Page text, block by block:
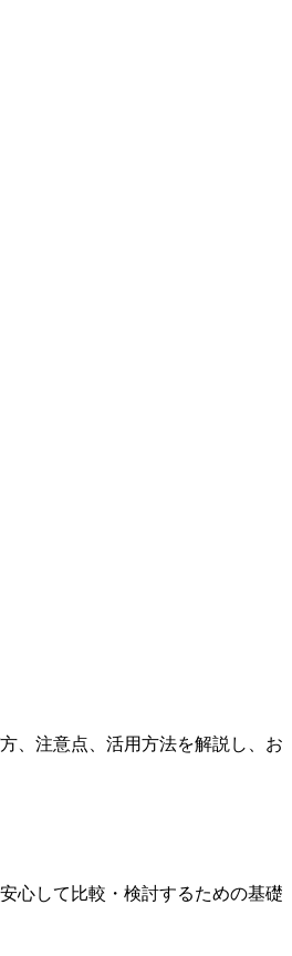
、注意点、活用方法を解説し、お
心して比較・検討するための基礎